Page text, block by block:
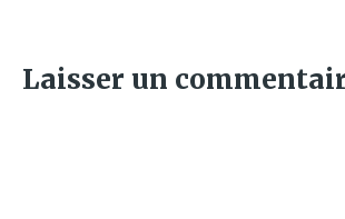
Laisser un